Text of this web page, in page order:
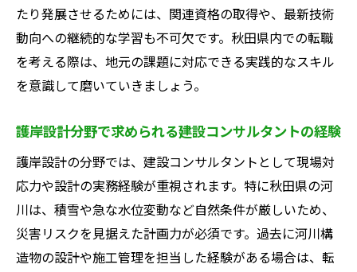
たり発展させるためには、関連資格の取得や、最新技術
動向への継続的な学習も不可欠です。秋田県内での転職
を考える際は、地元の課題に対応できる実践的なスキル
を意識して磨いていきましょう。
護岸設計分野で求められる建設コンサルタントの経験
護岸設計の分野では、建設コンサルタントとして現場対
応力や設計の実務経験が重視されます。特に秋田県の河
川は、積雪や急な水位変動など自然条件が厳しいため、
災害リスクを見据えた計画力が必須です。過去に河川構
造物の設計や施工管理を担当した経験がある場合は、転